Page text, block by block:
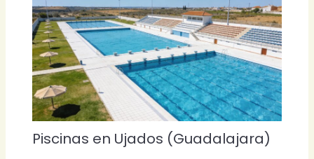
Piscinas en Ujados (Guadalajara)